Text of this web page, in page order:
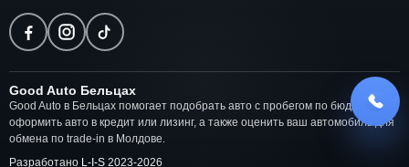
Good Auto Бельцах
Good Auto в Бельцах помогает подобрать авто с пробегом по бюджету,
оформить авто в кредит или лизинг, а также оценить ваш автомобиль для
обмена по trade-in в Молдове.
Разработано L-I-S 2023-2026